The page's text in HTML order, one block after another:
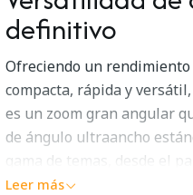
definitivo
Ofreciendo un
compacta, rápida y
es un zoom gran angular
de ángulo ultraancho
gama de temas, desde el
la arquitectura, la óptica
Leer más